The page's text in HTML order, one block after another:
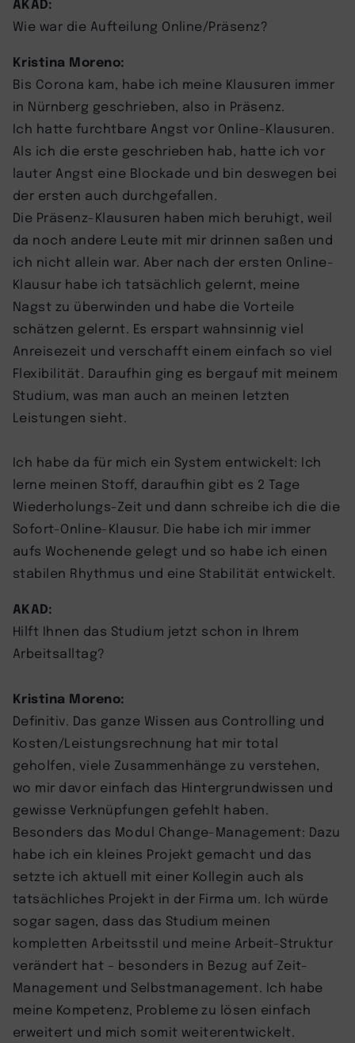
Wie war die Aufteilung Online/Präsenz?
Kristina Moreno:
Bis Corona kam, habe ich meine Klausuren immer
in Nürnberg geschrieben, also in Präsenz.
Ich hatte furchtbare Angst vor Online-Klausuren.
Als ich die erste geschrieben hab, hatte ich vor
lauter Angst eine Blockade und bin deswegen bei
der ersten auch durchgefallen.
Die Präsenz-Klausuren haben mich beruhigt, weil
da noch andere Leute mit mir drinnen saßen und
ich nicht allein war. Aber nach der ersten Online-
Klausur habe ich tatsächlich gelernt, meine
Nagst zu überwinden und habe die Vorteile
schätzen gelernt. Es erspart wahnsinnig viel
Anreisezeit und verschafft einem einfach so viel
Flexibilität. Daraufhin ging es bergauf mit meinem
Studium, was man auch an meinen letzten
Leistungen sieht.
Ich habe da für mich ein System entwickelt: Ich
lerne meinen Stoff, daraufhin gibt es 2 Tage
Wiederholungs-Zeit und dann schreibe ich die die
Sofort-Online-Klausur. Die habe ich mir immer
aufs Wochenende gelegt und so habe ich einen
stabilen Rhythmus und eine Stabilität entwickelt.
AKAD:
Hilft Ihnen das Studium jetzt schon in Ihrem
Arbeitsalltag?
Kristina Moreno:
Definitiv. Das ganze Wissen aus Controlling und
Kosten/Leistungsrechnung hat mir total
geholfen, viele Zusammenhänge zu verstehen,
wo mir davor einfach das Hintergrundwissen und
gewisse Verknüpfungen gefehlt haben.
Besonders das Modul Change-Management: Dazu
habe ich ein kleines Projekt gemacht und das
setzte ich aktuell mit einer Kollegin auch als
tatsächliches Projekt in der Firma um. Ich würde
sogar sagen, dass das Studium meinen
kompletten Arbeitsstil und meine Arbeit-Struktur
verändert hat – besonders in Bezug auf Zeit-
Management und Selbstmanagement. Ich habe
meine Kompetenz, Probleme zu lösen einfach
erweitert und mich somit weiterentwickelt.